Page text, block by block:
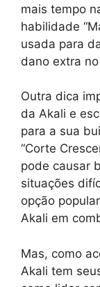
mais tempo
habilidade
usada para
dano extra
Outra dica
da Akali e
para a sua
“Corte
pode causar
situações
opção
Akali em
Mas, como
Akali tem